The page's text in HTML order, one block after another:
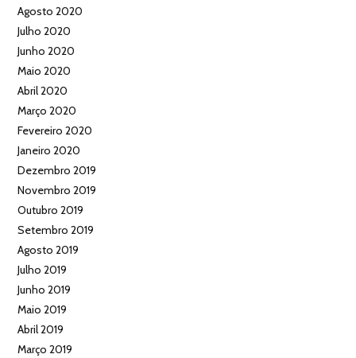
Agosto 2020
Julho 2020
Junho 2020
Maio 2020
Abril 2020
Março 2020
Fevereiro 2020
Janeiro 2020
Dezembro 2019
Novembro 2019
Outubro 2019
Setembro 2019
Agosto 2019
Julho 2019
Junho 2019
Maio 2019
Abril 2019
Março 2019